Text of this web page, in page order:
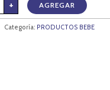
+ AGREGAR
Categoría: PRODUCTOS BEBE